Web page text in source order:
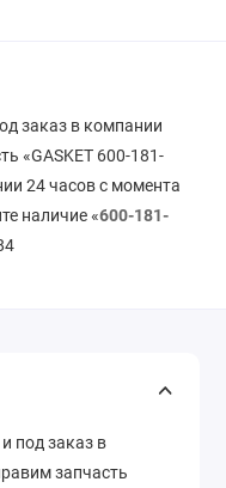
заказ в компании
«GASKET 600-181-
24 часов с момента
наличие «600-181-
под заказ в
запчасть